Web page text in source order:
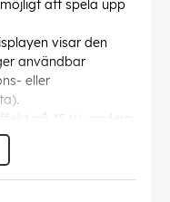
att spela upp
visar den
användbar
eller
på 15 W vardera,
till individuella
menynavigering,